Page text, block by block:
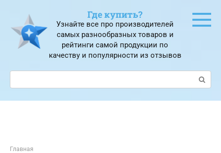
контенту
Где купить?
Узнайте все про производителей
самых разнообразных товаров и
рейтинги самой продукции по
качеству и популярности из отзывов
Поиск:
Главная